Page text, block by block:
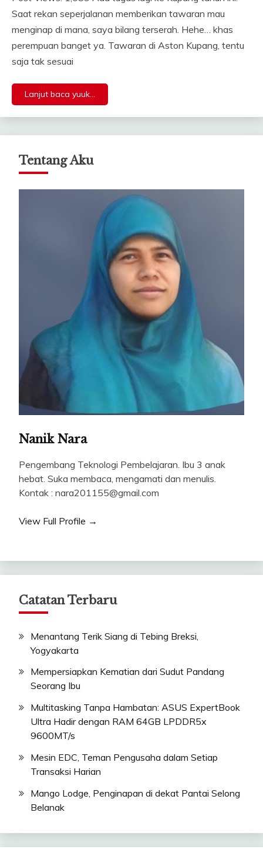
Saat rekan seperjalanan memberikan tawaran mau
menginap di mana, saya bilang terserah. Hehe… khas
perempuan banget ya. Tawaran di Aston Kupang, tentu
saja tak sesuai
Lanjut baca yuuk...
Tentang Aku
Nanik Nara
Pengembang Teknologi Pembelajaran. Ibu 3 anak
hebat. Suka membaca, mengamati dan menulis.
Kontak : nara201155@gmail.com
View Full Profile →
Catatan Terbaru
Menantang Terik Siang di Tebing Breksi,
Yogyakarta
Mempersiapkan Kematian dari Sudut Pandang
Seorang Ibu
Multitasking Tanpa Hambatan: ASUS ExpertBook
Ultra Hadir dengan RAM 64GB LPDDR5x
9600MT/s
Mesin EDC, Teman Pengusaha dalam Setiap
Transaksi Harian
Mango Lodge, Penginapan di dekat Pantai Selong
Belanak